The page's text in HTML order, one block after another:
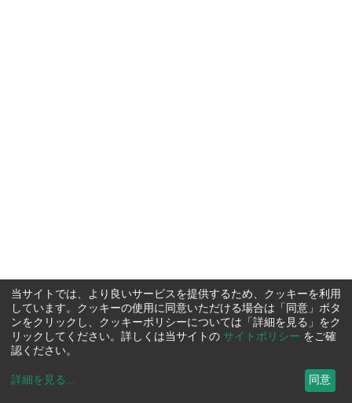
当サイトでは、より良いサービスを提供するため、クッキーを利用
しています。クッキーの使用に同意いただける場合は「同意」ボタ
ンをクリックし、クッキーポリシーについては「詳細を見る」をク
リックしてください。詳しくは当サイトの サイトポリシー をご確
認ください。
詳細を見る ... 同意